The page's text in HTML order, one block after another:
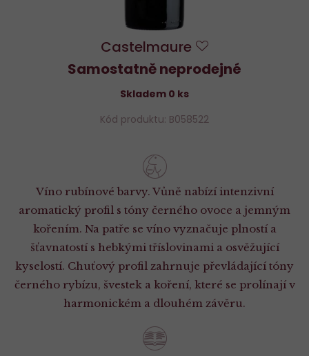
Castelmaure
oblíbených
Víno rubínové barvy. Vůně nabízí intenzivní
aromatický profil s tóny černého ovoce a jemným
kořením. Na patře se víno vyznačuje plností a
šťavnatostí s hebkými tříslovinami a osvěžující
kyselostí. Chuťový profil zahrnuje převládající tóny
černého rybízu, švestek a koření, které se prolínají v
harmonickém a dlouhém závěru.
Samostatně neprodejné
Skladem 0 ks
Kód produktu: B058522